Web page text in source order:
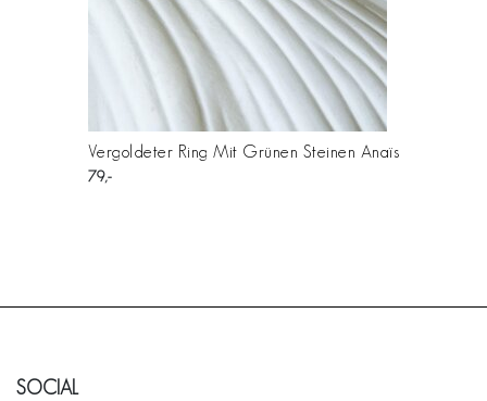
Vergoldeter Ring Mit Grünen Steinen Anaïs
79
SOCIAL